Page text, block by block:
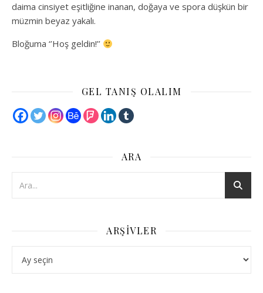
daima cinsiyet eşitliğine inanan, doğaya ve spora düşkün bir
müzmin beyaz yakalı.
Bloğuma ‘’Hoş geldin!’’
GEL TANIŞ OLALIM
ARA
ARŞIVLER